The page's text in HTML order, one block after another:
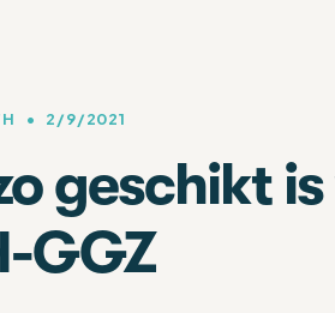
• 2/9/2021
geschikt
GGZ